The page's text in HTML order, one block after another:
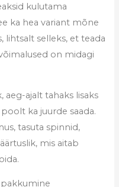
kulutama
ka hea variant mõne
lihtsalt selleks, et teada
on midagi
ajalt tahaks lisaks
ka juurde saada.
tasuta spinnid,
mis aitab